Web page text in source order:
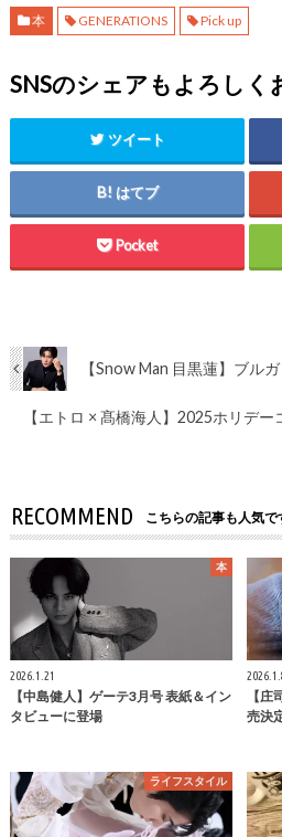
本 GENERATIONS Pick up
SNSのシェアもよろしく
ツイート
はてブ
Pocket
【Snow Man 目黒蓮】ブル
【エトロ × 髙橋海人】2025ホリデ
RECOMMEND こちらの記事も人気で
本
2026.1.21
【中島健人】ゲーテ3月号 表紙＆イン
タビューに登場
【
売決
ライフスタイル